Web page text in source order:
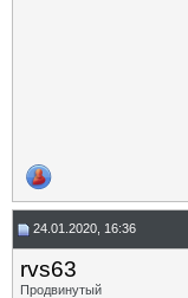
24.01.2020, 16:36
rvs63
Продвинутый